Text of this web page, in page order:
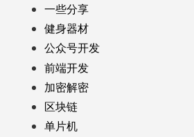
一些分享
健身器材
公众号开发
前端开发
加密解密
区块链
单片机